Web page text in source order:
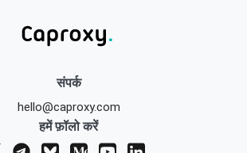
संपर्क
hello@caproxy.com
हमें फ़ॉलो करें